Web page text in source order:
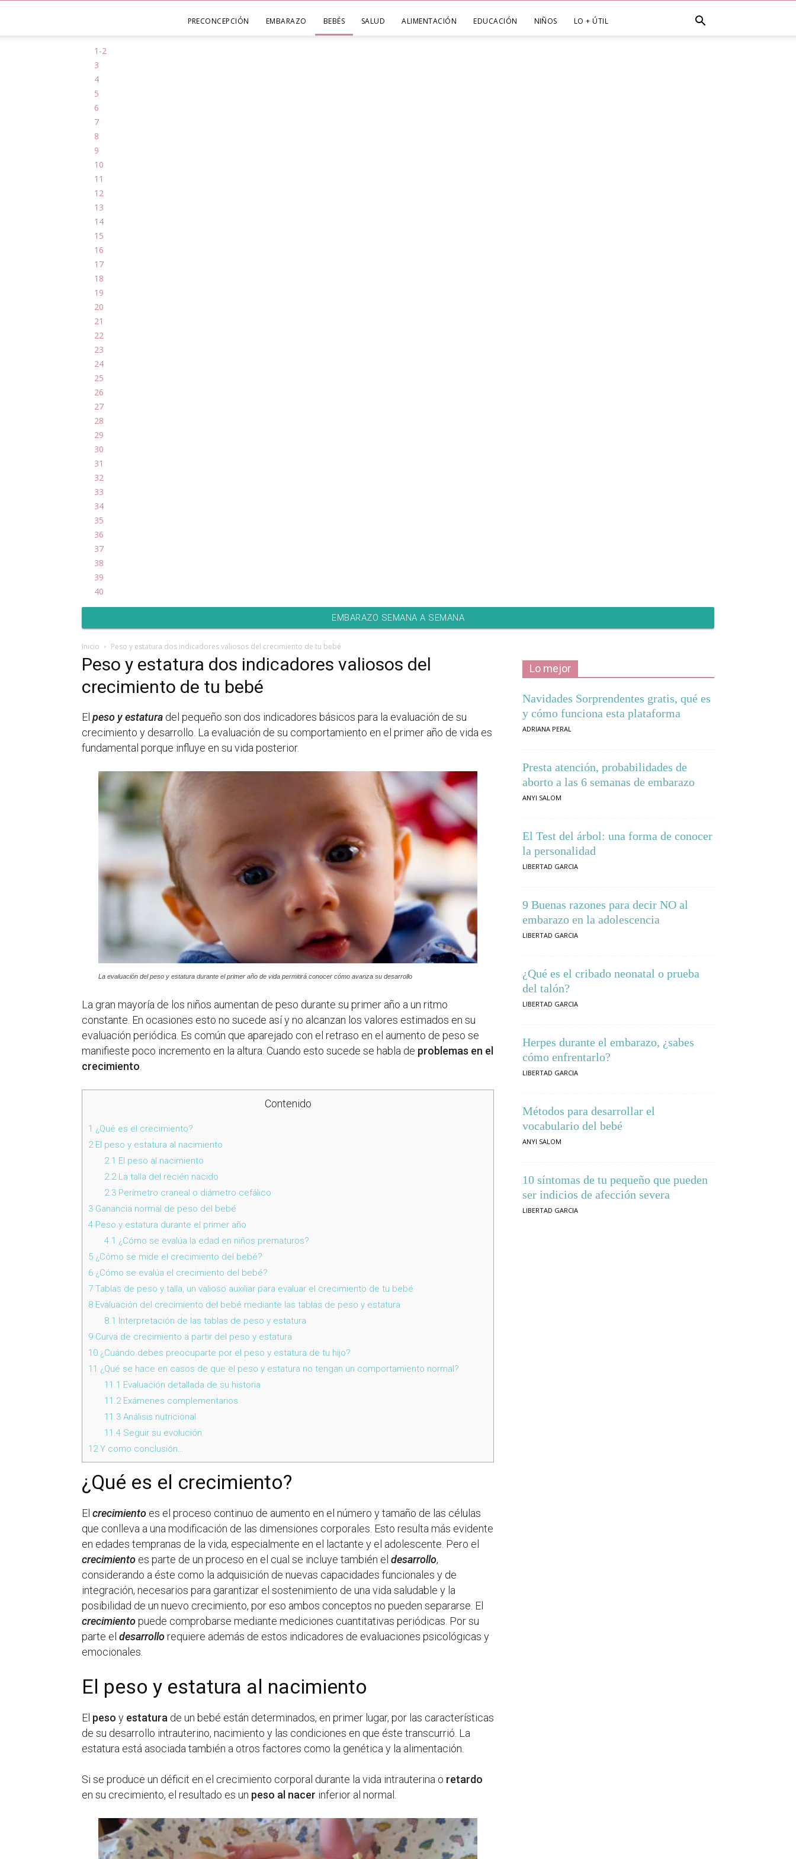
PRECONCEPCIÓN EMBARAZO BEBÉS SALUD ALIMENTACIÓN EDUCACIÓN NIÑOS LO + ÚTIL
1-2
3
4
5
6
7
8
9
10
11
12
13
14
15
16
17
18
19
20
21
22
23
24
25
26
27
28
29
30
31
32
33
34
35
36
37
38
39
40
EMBARAZO SEMANA A SEMANA
Inicio Peso y estatura dos indicadores valiosos del crecimiento de tu bebé
Peso y estatura dos indicadores valiosos del
crecimiento de tu bebé
El peso y estatura del pequeño son dos indicadores básicos para la evaluación de su
crecimiento y desarrollo. La evaluación de su comportamiento en el primer año de vida es
fundamental porque influye en su vida posterior.
La evaluación del peso y estatura durante el primer año de vida permitirá conocer cómo avanza su desarrollo
La gran mayoría de los niños aumentan de peso durante su primer año a un ritmo
constante. En ocasiones esto no sucede así y no alcanzan los valores estimados en su
evaluación periódica. Es común que aparejado con el retraso en el aumento de peso se
manifieste poco incremento en la altura. Cuando esto sucede se habla de problemas en el
crecimiento.
Contenido
1 ¿Qué es el crecimiento?
2El peso y estatura al nacimiento
2.1 El peso al nacimiento
2.2La talla del recién nacido
2.3 Perímetro craneal o diámetro cefálico
3 Ganancia normal de peso del bebé
4 Peso y estatura durante el primer año
4.1 ¿Cómo se evalúa la edad en niños prematuros?
5 ¿Cómo se mide el crecimiento del bebé?
6 ¿Cómo se evalúa el crecimiento del bebé?
7 Tablas de peso y talla, un valioso auxiliar para evaluar el crecimiento de tu bebé
8 Evaluación del crecimiento del bebé mediante las tablas de peso y estatura
8.1 Interpretación de las tablas de peso y estatura
9 Curva de crecimiento a partir del peso y estatura
10 ¿Cuándo debes preocuparte por el peso y estatura de tu hijo?
11 ¿Qué se hace en casos de que el peso y estatura no tengan un comportamiento normal?
11.1 Evaluación detallada de su historia
11.2Exámenes complementarios
11.3 Análisis nutricional
11.4 Seguir su evolución
12Y como conclusión…
¿Qué es el crecimiento?
El crecimiento es el proceso continuo de aumento en el número y tamaño de las células
que conlleva a una modificación de las dimensiones corporales. Esto resulta más evidente
en edades tempranas de la vida, especialmente en el lactante y el adolescente. Pero el
crecimiento es parte de un proceso en el cual se incluye también el desarrollo,
considerando a éste como la adquisición de nuevas capacidades funcionales y de
integración, necesarios para garantizar el sostenimiento de una vida saludable y la
posibilidad de un nuevo crecimiento, por eso ambos conceptos no pueden separarse. El
crecimientopuede comprobarse mediante mediciones cuantitativas periódicas. Por su
parte el desarrollorequiere además de estos indicadores de evaluaciones psicológicas y
emocionales.
El peso y estatura al nacimiento
El peso y estatura de un bebé están determinados, en primer lugar, por las características
de su desarrollo intrauterino, nacimiento y las condiciones en que éste transcurrió. La
estatura está asociada también a otros factores como la genética y la alimentación.
Si se produce un déficit en el crecimiento corporal durante la vida intrauterina o retardo
en su crecimiento, el resultado es un peso al nacer inferior al normal.
Lo mejor
Navidades Sorprendentes gratis, qué es
y cómo funciona esta plataforma
ADRIANA PERAL
Presta atención, probabilidades de
aborto a las 6 semanas de embarazo
ANYI SALOM
El Test del árbol: una forma de conocer
la personalidad
LIBERTAD GARCIA
9 Buenas razones para decir NO al
embarazo en la adolescencia
LIBERTAD GARCIA
¿Qué es el cribado neonatal o prueba
del talón?
LIBERTAD GARCIA
Herpes durante el embarazo, ¿sabes
cómo enfrentarlo?
LIBERTAD GARCIA
Métodos para desarrollar el
vocabulario del bebé
ANYI SALOM
10 síntomas de tu pequeño que pueden
ser indicios de afección severa
LIBERTAD GARCIA